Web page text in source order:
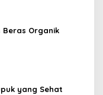
Beras Organik
yang Sehat